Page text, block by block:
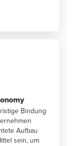
Bindung
Aufbau
sein, um